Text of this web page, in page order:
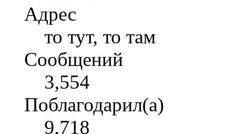
Адрес
то тут, то там
Сообщений
3,554
Поблагодарил(а)
9,718